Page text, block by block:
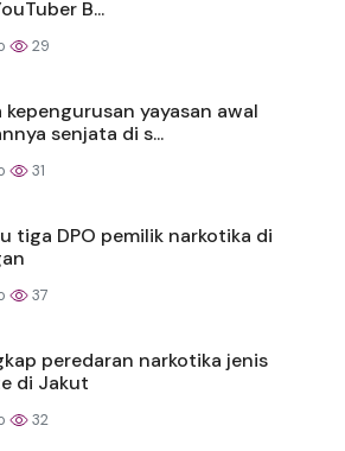
B...
29
kepengurusan yayasan awal
senjata di s...
31
tiga DPO pemilik narkotika di
37
peredaran narkotika jenis
di Jakut
32